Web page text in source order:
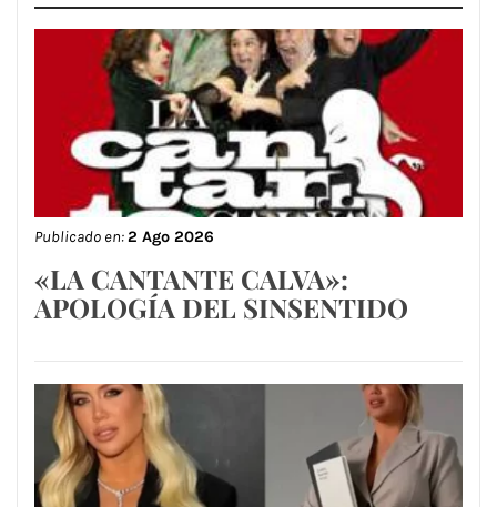
Publicado en:2 Ago 2026
«LA CANTANTE CALVA»:
APOLOGÍA DEL SINSENTIDO